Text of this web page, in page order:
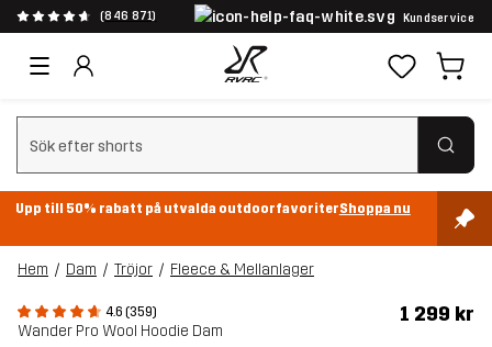
(846 871) Kundservice
Rensa sök
Upp till 50% rabatt på utvalda outdoorfavoriterShoppa nu
Hem Dam Tröjor Fleece & Mellanlager
4.6 (359)
Wander Pro Wool Hoodie Dam
1 299 kr